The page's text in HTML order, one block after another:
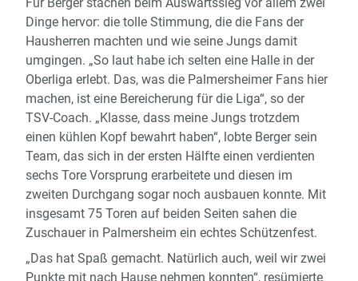
Dinge hervor: die tolle Stimmung, die die Fans der
Hausherren machten und wie seine Jungs damit
umgingen. „So laut habe ich selten eine Halle in der
Oberliga erlebt. Das, was die Palmersheimer Fans hier
machen, ist eine Bereicherung für die Liga“, so der
TSV-Coach. „Klasse, dass meine Jungs trotzdem
einen kühlen Kopf bewahrt haben“, lobte Berger sein
Team, das sich in der ersten Hälfte einen verdienten
sechs Tore Vorsprung erarbeitete und diesen im
zweiten Durchgang sogar noch ausbauen konnte. Mit
insgesamt 75 Toren auf beiden Seiten sahen die
Zuschauer in Palmersheim ein echtes Schützenfest.
„Das hat Spaß gemacht. Natürlich auch, weil wir zwei
Punkte mit nach Hause nehmen konnten“, resümierte